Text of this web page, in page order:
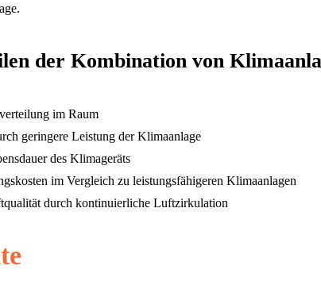
der Kombination von
im Raum
geringere Leistung der Klimaanlage
des Klimageräts
im Vergleich zu leistungsfähigeren Klimaanlagen
durch kontinuierliche Luftzirkulation